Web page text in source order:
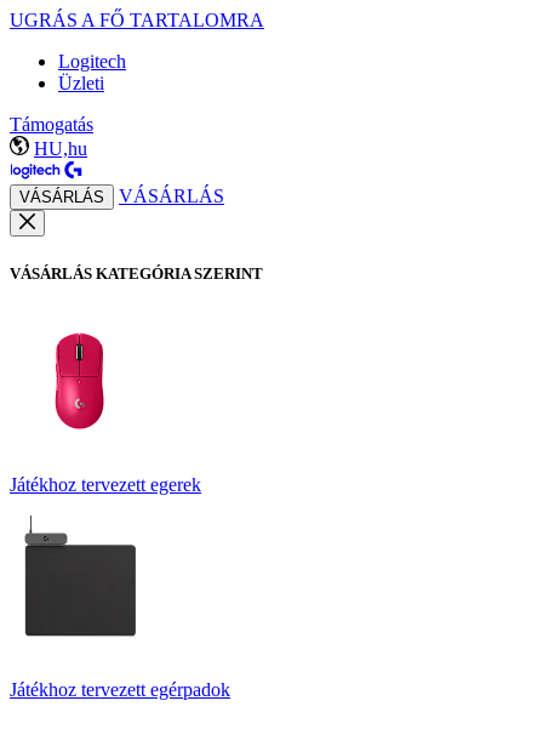
UGRÁS A FŐ TARTALOMRA
Logitech
Üzleti
Támogatás
HU,hu
VÁSÁRLÁS VÁSÁRLÁS
VÁSÁRLÁS KATEGÓRIA SZERINT
Játékhoz tervezett egerek
Játékhoz tervezett egérpadok